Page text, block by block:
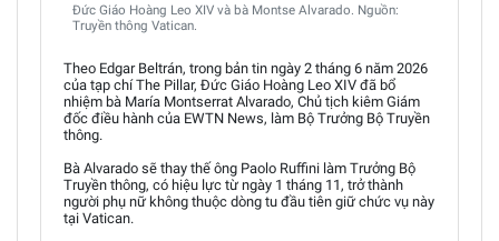
Đức Giáo Hoàng Leo XIV và bà Montse Alvarado. Nguồn:
Truyền thông Vatican.
Theo Edgar Beltrán, trong bản tin ngày 2 tháng 6 năm 2026
của tạp chí The Pillar, Đức Giáo Hoàng Leo XIV đã bổ
nhiệm bà María Montserrat Alvarado, Chủ tịch kiêm Giám
đốc điều hành của EWTN News, làm Bộ Trưởng Bộ Truyền
thông.
Bà Alvarado sẽ thay thế ông Paolo Ruffini làm Trưởng Bộ
Truyền thông, có hiệu lực từ ngày 1 tháng 11, trở thành
người phụ nữ không thuộc dòng tu đầu tiên giữ chức vụ này
tại Vatican.